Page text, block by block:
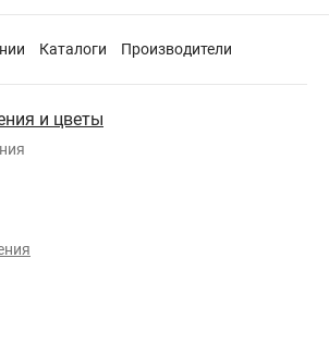
Каталоги Производители
и цветы